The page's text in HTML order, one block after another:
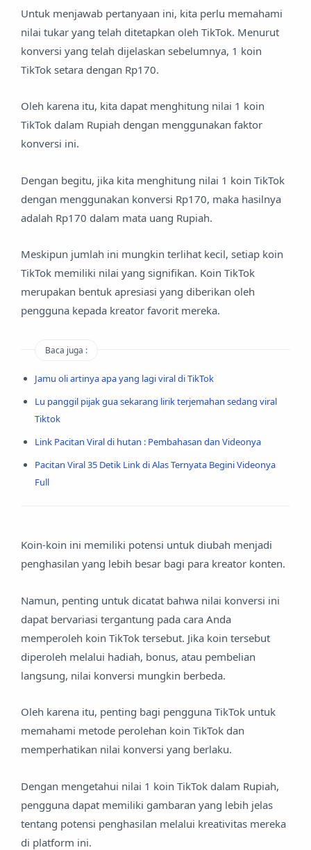
Untuk menjawab pertanyaan ini, kita perlu memahami
nilai tukar yang telah ditetapkan oleh TikTok. Menurut
konversi yang telah dijelaskan sebelumnya, 1 koin
TikTok setara dengan Rp170.
Oleh karena itu, kita dapat menghitung nilai 1 koin
TikTok dalam Rupiah dengan menggunakan faktor
konversi ini.
Dengan begitu, jika kita menghitung nilai 1 koin TikTok
dengan menggunakan konversi Rp170, maka hasilnya
adalah Rp170 dalam mata uang Rupiah.
Meskipun jumlah ini mungkin terlihat kecil, setiap koin
TikTok memiliki nilai yang signifikan. Koin TikTok
merupakan bentuk apresiasi yang diberikan oleh
pengguna kepada kreator favorit mereka.
Baca juga :
Jamu oli artinya apa yang lagi viral di TikTok
Lu panggil pijak gua sekarang lirik terjemahan sedang viral
Tiktok
Link Pacitan Viral di hutan : Pembahasan dan Videonya
Pacitan Viral 35 Detik Link di Alas Ternyata Begini Videonya
Full
Koin-koin ini memiliki potensi untuk diubah menjadi
penghasilan yang lebih besar bagi para kreator konten.
Namun, penting untuk dicatat bahwa nilai konversi ini
dapat bervariasi tergantung pada cara Anda
memperoleh koin TikTok tersebut. Jika koin tersebut
diperoleh melalui hadiah, bonus, atau pembelian
langsung, nilai konversi mungkin berbeda.
Oleh karena itu, penting bagi pengguna TikTok untuk
memahami metode perolehan koin TikTok dan
memperhatikan nilai konversi yang berlaku.
Dengan mengetahui nilai 1 koin TikTok dalam Rupiah,
pengguna dapat memiliki gambaran yang lebih jelas
tentang potensi penghasilan melalui kreativitas mereka
di platform ini.